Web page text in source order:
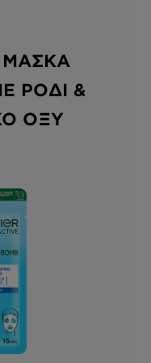
ΜΆΣΚΑ
ΡΌΔΙ &
ΟΞΎ